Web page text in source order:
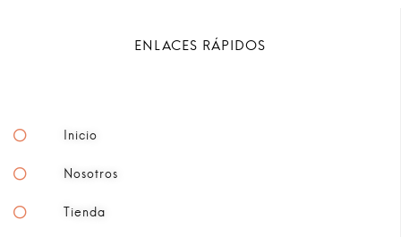
ENLACES RÁPIDOS
Inicio
Nosotros
Tienda